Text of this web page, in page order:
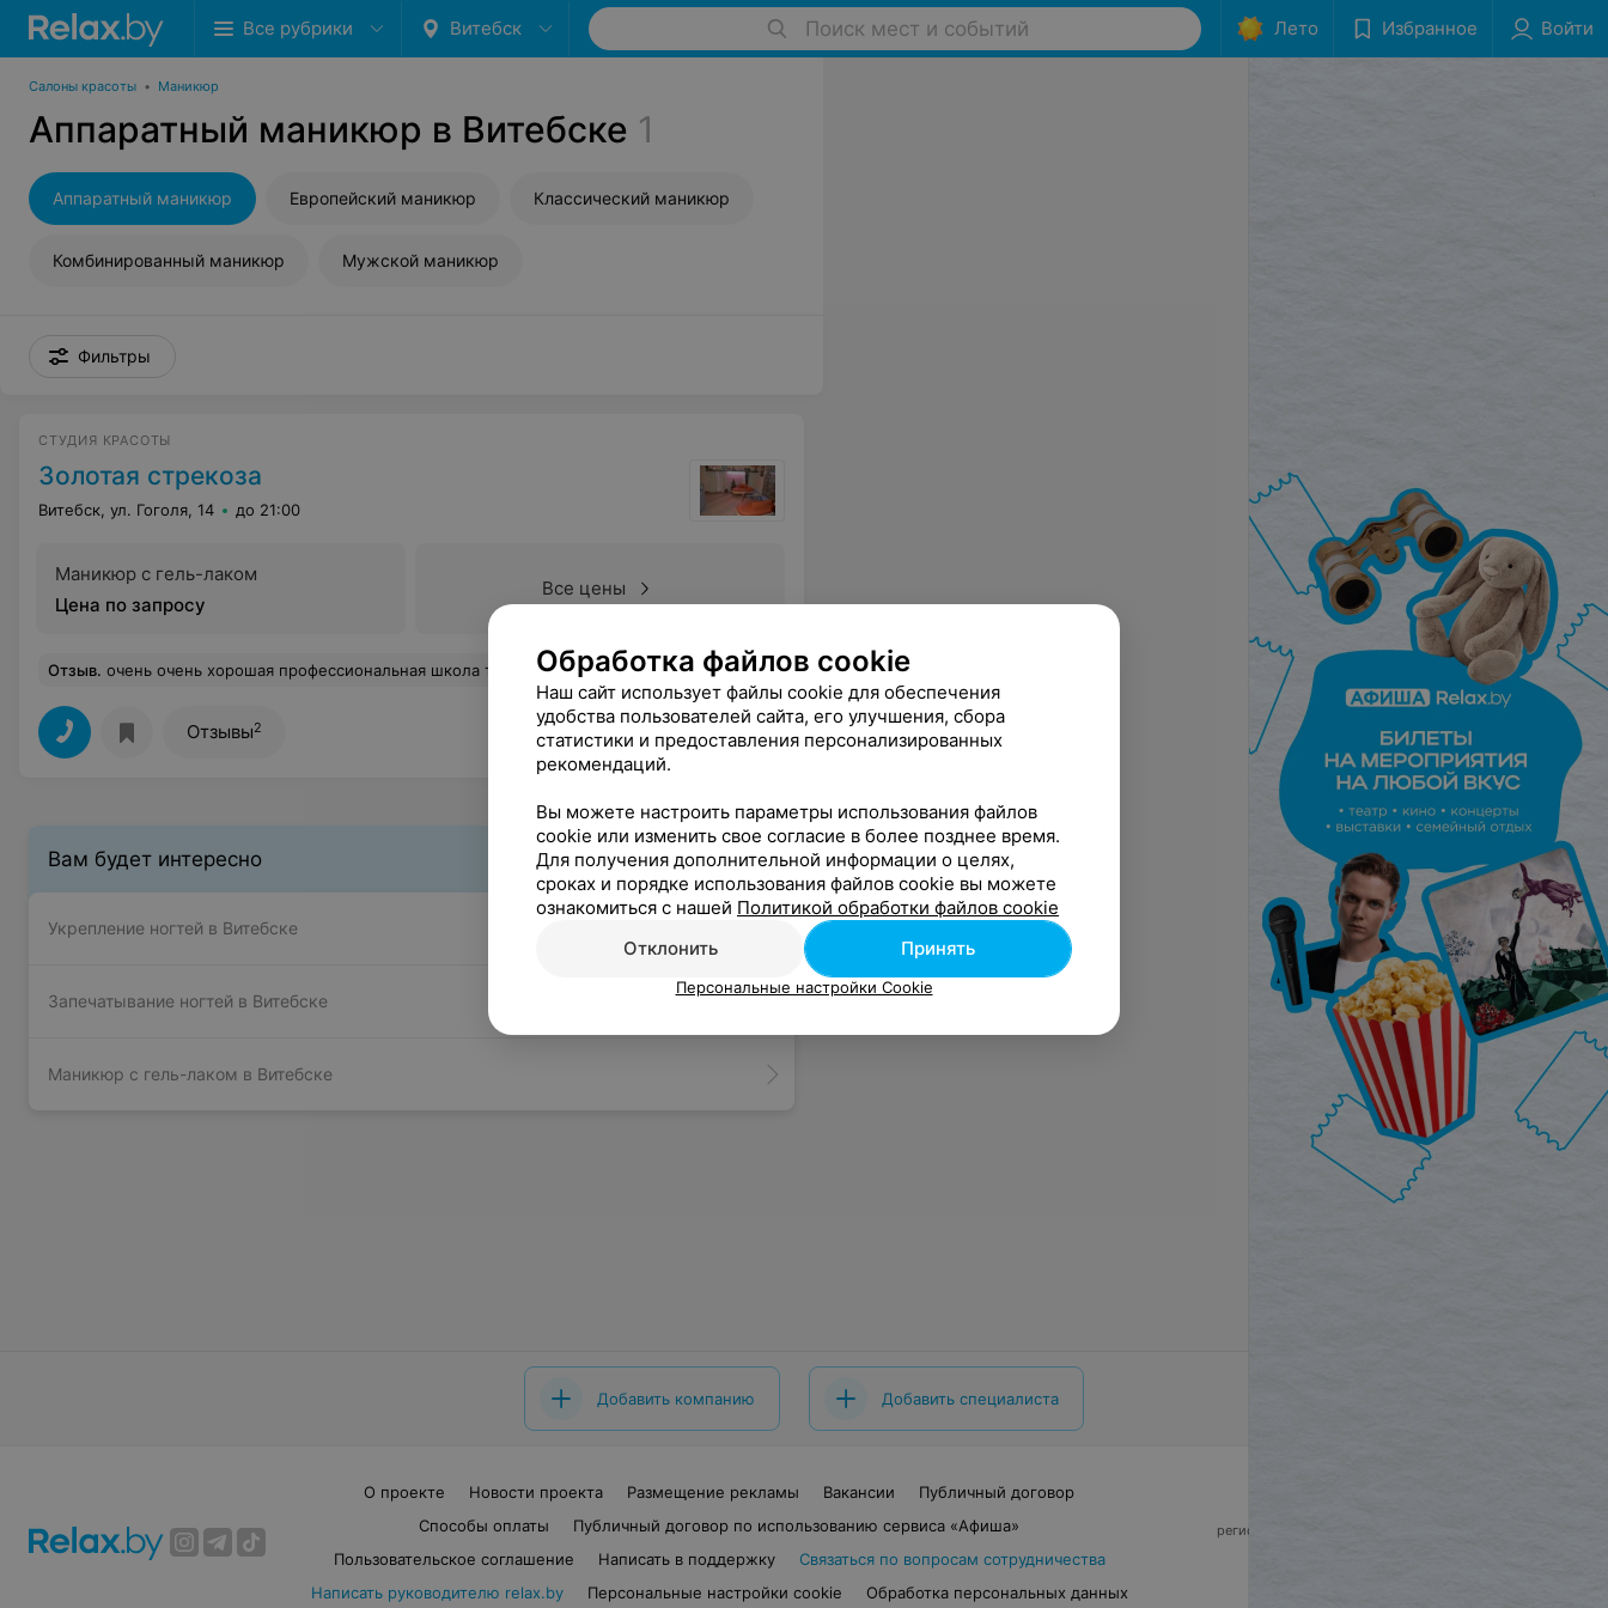
Все рубрики Витебск Поиск мест и событий Лето Избранное Войти
Салоны красоты • Маникюр
Аппаратный маникюр в Витебске 1
Аппаратный маникюр Европейский маникюр Классический маникюр
Комбинированный маникюр Мужской маникюр
Фильтры
СТУДИЯ КРАСОТЫ
Золотая стрекоза
Витебск, ул. Гоголя, 14 до 21:00
Маникюр с гель-лаком
Цена по запросу
Все цены
Отзыв. очень очень хорошая профессиональная школа танца. профессиональные инструктора и хореографы, уютный зал, наличие душа. посещаю школу уже давно. за это время она стала мне второй семьей. к ученикам относятся требовательно. благодаря чему и достигается соответствующий результат. за 1.5 года обучения я значительно увеличила свою пластичность, снизила вес, получила огромнейший заряд энергии и раскрепостилась. кроме того, я открыла женственную часть своей личности. также мне есть чем гордится: благодаря усилиям и настойчивости моих преподавателей я смогла сесть на все три шпагата - продольный правый и левый, и поперечный шпагат. это единственное место в городе, среди фитнесс-клубов, где профессионально преподают классический танец, танец у шеста, стрип-пластику. хочу отдельно отметить и сказать огроооомное спасибо рыженькой девочке Даше (пилоны), Лауре (стрип-пластика) и легендарному любимому хореографу Шаховой Олесе ... лучший клуб! стоит посетить =) Еще
Отзывы2
Вам будет интересно
Укрепление ногтей в Витебске
Запечатывание ногтей в Витебске
Маникюр с гель-лаком в Витебске
Добавить компанию Добавить специалиста
О проекте Новости проекта Размещение рекламы Вакансии
Публичный договор
Способы оплаты
Публичный договор по использованию сервиса «Афиша»
Пользовательское соглашение
Написать в поддержку
Связаться по вопросам сотрудничества
Написать руководителю relax.by
Персональные настройки cookie Обработка персональных данных
регистрирующий орган - Минский горисполком
Обработка файлов cookie
Наш сайт использует файлы cookie для обеспечения
удобства пользователей сайта, его улучшения, сбора
статистики и предоставления персонализированных
рекомендаций.
Вы можете настроить параметры использования файлов
cookie или изменить свое согласие в более позднее время.
Для получения дополнительной информации о целях,
сроках и порядке использования файлов cookie вы можете
ознакомиться с нашей Политикой обработки файлов cookie
Отклонить
Принять
Персональные настройки Cookie